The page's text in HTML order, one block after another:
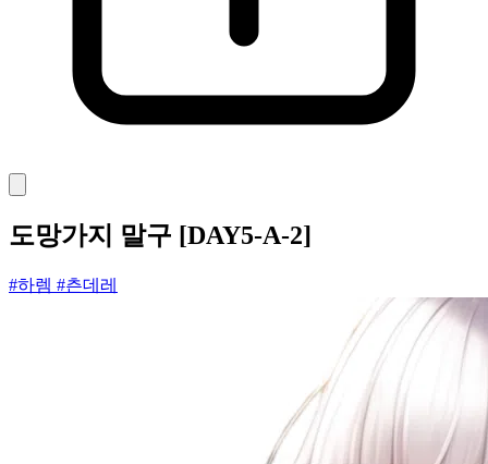
도망가지 말구 [DAY5-A-2]
#하렘 #츤데레